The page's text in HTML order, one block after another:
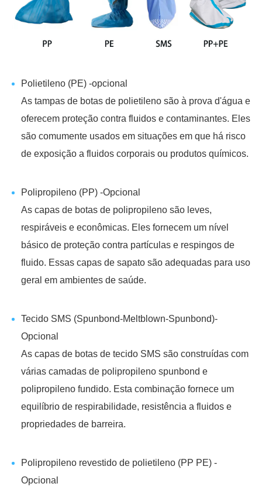
Polietileno (PE) -opcional
As tampas de botas de polietileno são à prova d'água e
oferecem proteção contra fluidos e contaminantes. Eles
são comumente usados em situações em que há risco
de exposição a fluidos corporais ou produtos químicos.
Polipropileno (PP) -Opcional
As capas de botas de polipropileno são leves,
respiráveis e econômicas. Eles fornecem um nível
básico de proteção contra partículas e respingos de
fluido. Essas capas de sapato são adequadas para uso
geral em ambientes de saúde.
Tecido SMS (Spunbond-Meltblown-Spunbond)-
Opcional
As capas de botas de tecido SMS são construídas com
várias camadas de polipropileno spunbond e
polipropileno fundido. Esta combinação fornece um
equilíbrio de respirabilidade, resistência a fluidos e
propriedades de barreira.
Polipropileno revestido de polietileno (PP PE) -
Opcional